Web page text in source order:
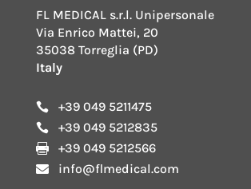
FL MEDICAL s.r.l. Unipersonale
Via Enrico Mattei, 20
35038 Torreglia (PD)
Italy
 +39 049 5211475
 +39 049 5212835
 +39 049 5212566
 info@flmedical.com